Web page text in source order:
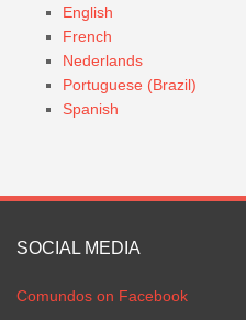
English
French
Nederlands
Portuguese (Brazil)
Spanish
SOCIAL MEDIA
Comundos on Facebook